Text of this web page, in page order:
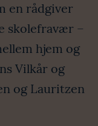
en rådgiver
skolefravær –
hjem og
Vilkår og
og Lauritzen